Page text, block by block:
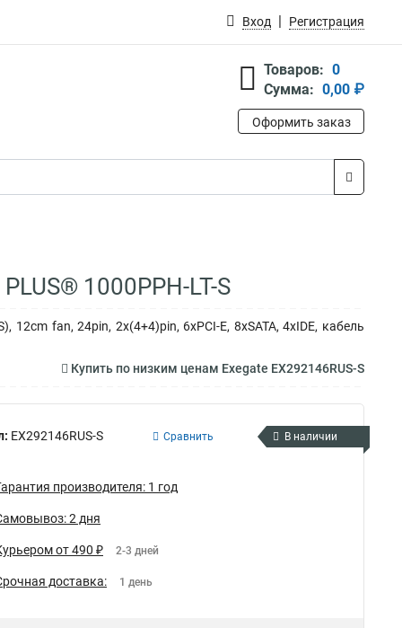
Вход Регистрация
Товаров: 0
Сумма: 0,00 ₽
Оформить заказ
1000PPH-LT-S
12cm fan, 24pin, 2x(4+4)pin, 6xPCI-E, 8xSATA, 4xIDE, кабель
Купить по низким ценам Exegate EX292146RUS-S
EX292146RUS-S Сравнить В наличии
производителя: 1 год
2 дня
от 490 ₽ 2-3 дней
доставка: 1 день